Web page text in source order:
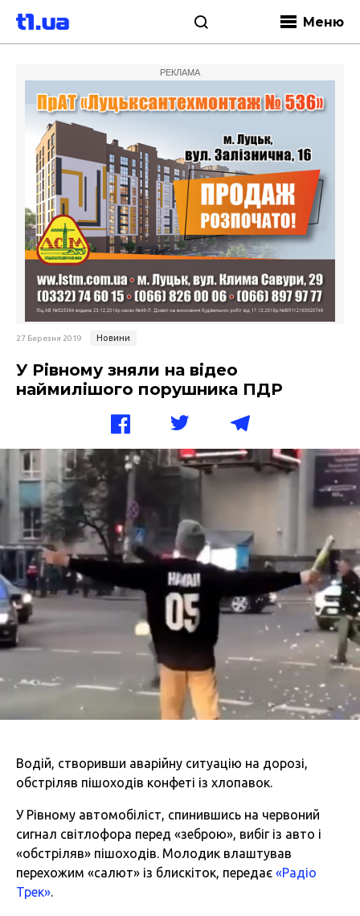
Меню
РЕКЛАМА
27 Березня 2019 Новини
У Рівному зняли на відео
наймилішого порушника ПДР
Водій, створивши аварійну ситуацію на дорозі,
обстріляв пішоходів конфеті із хлопавок.
У Рівному автомобіліст, спинившись на червоний
сигнал світлофора перед «зеброю», вибіг із авто і
«обстріляв» пішоходів. Молодик влаштував
перехожим «салют» із блискіток, передає «Радіо
Трек».